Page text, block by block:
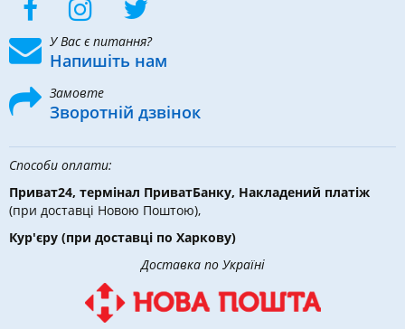
У Вас є питання?
Напишіть нам
Замовте
Зворотній дзвінок
Способи оплати:
Приват24, термінал ПриватБанку, Накладений платіж
(при доставці Новою Поштою),
Кур'єру (при доставці по Харкову)
Доставка по Україні